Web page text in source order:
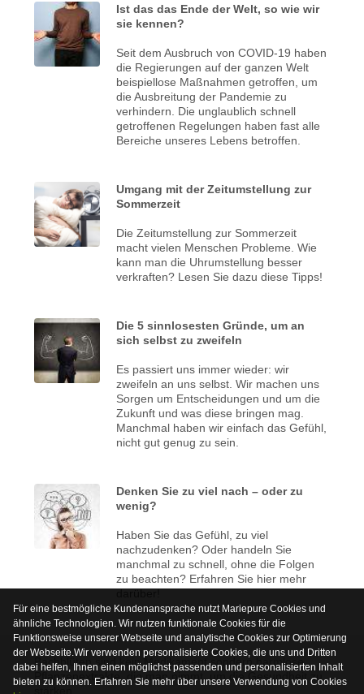
Ist das das Ende der Welt, so wie wir
sie kennen?
Seit dem Ausbruch von COVID-19 haben
die Regierungen auf der ganzen Welt
beispiellose Maßnahmen getroffen, um
die Ausbreitung der Pandemie zu
verhindern. Die unglaublich schnell
getroffenen Regelungen haben fast alle
Bereiche unseres Lebens betroffen.
Umgang mit der Zeitumstellung zur
Sommerzeit
Die Zeitumstellung zur Sommerzeit
macht vielen Menschen Probleme. Wie
kann man die Uhrumstellung besser
verkraften? Lesen Sie dazu diese Tipps!
Die 5 sinnlosesten Gründe, um an
sich selbst zu zweifeln
Es passiert uns immer wieder: wir
zweifeln an uns selbst. Wir machen uns
Sorgen um Entscheidungen und um die
Zukunft und was diese bringen mag.
Manchmal haben wir einfach das Gefühl,
nicht gut genug zu sein.
Denken Sie zu viel nach – oder zu
wenig?
Haben Sie das Gefühl, zu viel
nachzudenken? Oder handeln Sie
manchmal zu schnell, ohne die Folgen
zu beachten? Erfahren Sie hier mehr
darüber!
Bachblüten sind kein Medikament sondern harmlose
Pflanzenextrakte, die man nimmt, um die Gesundheit zu
Für eine bestmögliche Kundenansprache nutzt Mariepure Cookies und
ähnliche Technologien. Wir nutzen funktionale Cookies für die
Funktionsweise unserer Webseite und analytische Cookies zur Optimierung
der Webseite.Wir verwenden personalisierte Cookies, die uns und Dritten
dabei helfen, Ihnen einen möglichst passenden und personalisierten Inhalt
bieten zu können. Erfahren Sie mehr über unsere Verwendung von Cookies